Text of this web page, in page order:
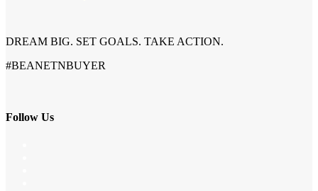
DREAM BIG. SET GOALS. TAKE ACTION.
#BEANETNBUYER
Follow Us